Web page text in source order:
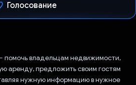
Голосование
владельцам недвижимости,
аренду, предложить своим гостям
нужную информацию в нужное